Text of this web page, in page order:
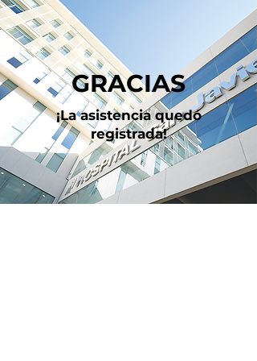
GRACIAS
¡La asistencia quedó
registrada!